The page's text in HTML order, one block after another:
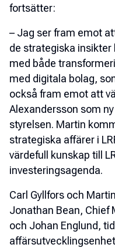
fortsätter:
– Jag ser fram emot
de strategiska
med både
med digitala bolag,
också fram emot att
Alexandersson som
styrelsen. Martin
strategiska affärer i
värdefull kunskap till
investeringsagenda.
Carl Gyllfors och
Jonathan Bean, Chief
och Johan Englund,